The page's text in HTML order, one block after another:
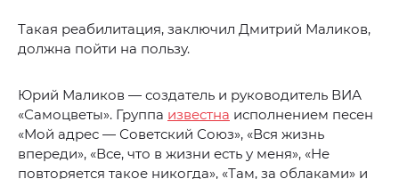
Такая реабилитация, заключил Дмитрий Маликов,
должна пойти на пользу.
Юрий Маликов — создатель и руководитель ВИА
«Самоцветы». Группа известна исполнением песен
«Мой адрес — Советский Союз», «Вся жизнь
впереди», «Все, что в жизни есть у меня», «Не
повторяется такое никогда», «Там, за облаками» и